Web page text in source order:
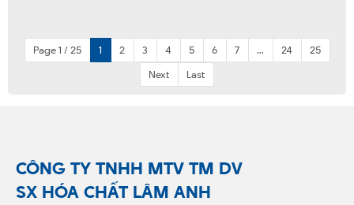
Page 1 / 25 1 2 3 4 5 6 7 ... 24
25
Next
Last
CÔNG TY TNHH MTV TM DV
SX HÓA CHẤT LÂM ANH